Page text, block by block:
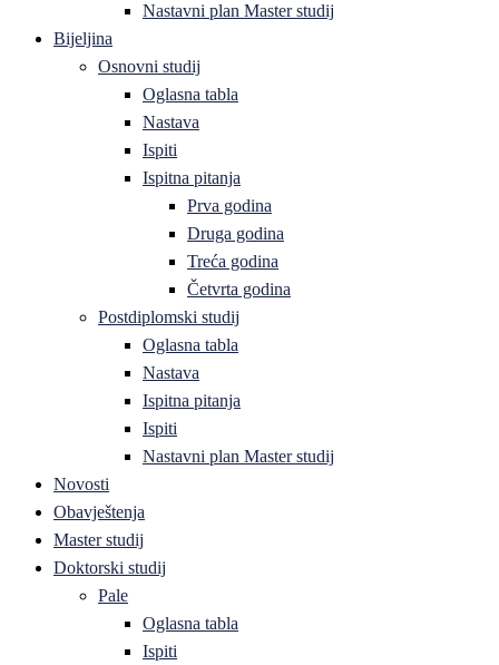
Nastavni plan Master studij
Bijeljina
Osnovni studij
Oglasna tabla
Nastava
Ispiti
Ispitna pitanja
Prva godina
Druga godina
Treća godina
Četvrta godina
Postdiplomski studij
Oglasna tabla
Nastava
Ispitna pitanja
Ispiti
Nastavni plan Master studij
Novosti
Obavještenja
Master studij
Doktorski studij
Pale
Oglasna tabla
Ispiti